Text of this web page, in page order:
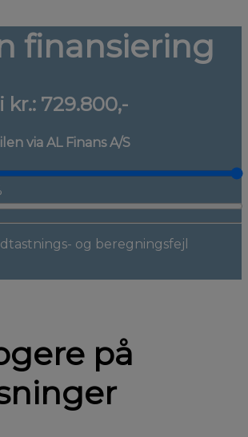
finansiering
kr.: 729.800,-
via AL Finans A/S
og beregningsfejl
på